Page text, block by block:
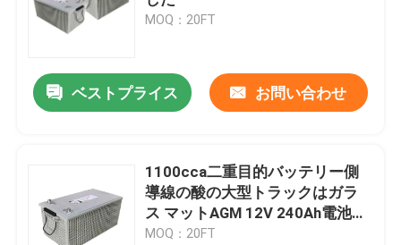
頑丈なトラック電池
鉛の酸の牽引電池
MOQ：20FT
ベストプライス お問い合わせ
1100cca二重目的バッテリー側
導線の酸の大型トラックはガラ
ス マットAGM 12V 240Ah電池を
吸収した
MOQ：20FT